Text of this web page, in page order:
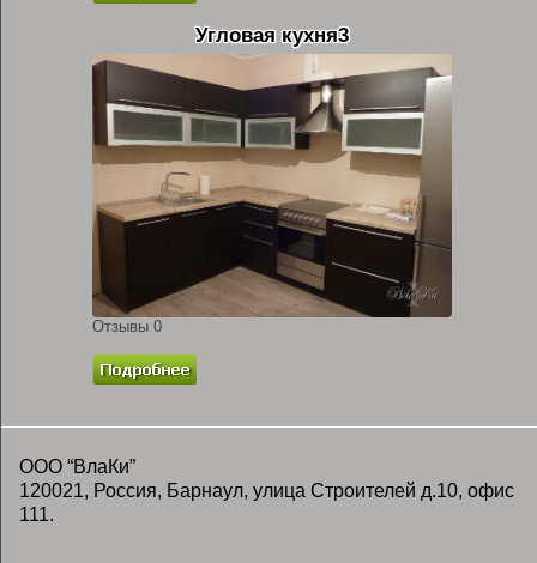
Угловая кухня3
Отзывы 0
ООО “ВлаКи”
120021, Россия, Барнаул, улица Строителей д.10, офис
111.